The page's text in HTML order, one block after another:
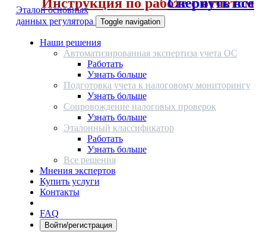
Эталон основных
данных регулятора
Toggle navigation
Наши решения
Автоматизированная экспертиза учета ОС
Работать
Узнать больше
Подготовка учета к налоговому мониторингу
Узнать больше
Сопровождение налоговых проверок
Узнать больше
Эталонный классификатор
Работать
Узнать больше
Все решения
Мнения экспертов
Купить услуги
Контакты
FAQ
Войти/регистрация